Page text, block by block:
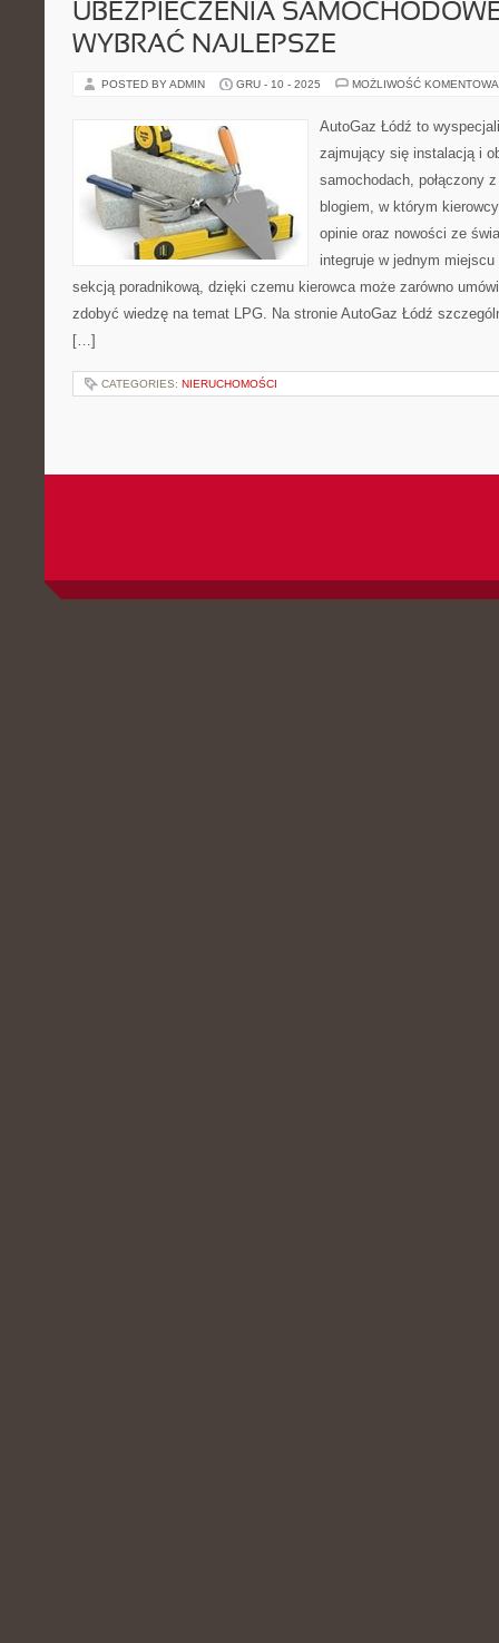
UBEZPIECZENIA
WYBRAĆ NAJLEPSZE
POSTED BY ADMIN GRU - 10 - 2025 MOŻLIWOŚĆ
AutoGaz Łódź to
zajmujący się instalacją i
samochodach, połączony
blogiem, w którym
opinie oraz nowości ze
integruje w jednym miejscu
sekcją poradnikową, dzięki czemu kierowca może zarówno
zdobyć wiedzę na temat LPG. Na stronie AutoGaz Łódź
[…]
CATEGORIES: NIERUCHOMOŚCI